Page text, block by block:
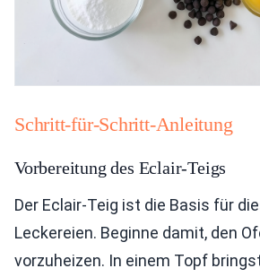
Schritt-für-Schritt-Anleitung
Vorbereitung des Eclair-Teigs
Der Eclair-Teig ist die Basis für
Leckereien. Beginne damit, den
vorzuheizen. In einem Topf